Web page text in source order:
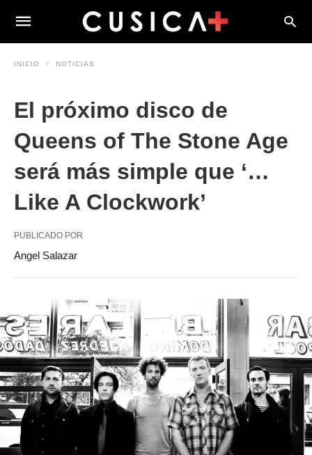
INICIO NOTICIAS
El próximo disco de
Queens of The Stone Age
será más simple que ‘…
Like A Clockwork’
PUBLICADO POR
Angel Salazar